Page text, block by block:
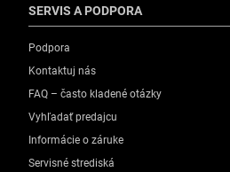
SERVIS A PODPORA
Podpora
Kontaktuj nás
FAQ – často kladené otázky
Vyhľadať predajcu
Informácie o záruke
Servisné strediská